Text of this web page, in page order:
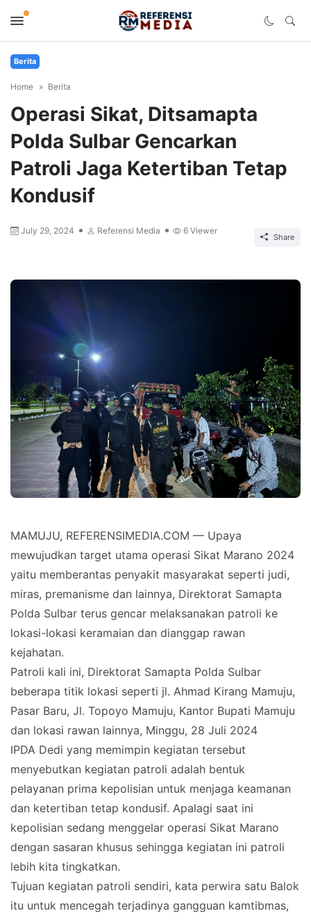
Berita
Home Berita
Operasi Sikat, Ditsamapta
Polda Sulbar Gencarkan
Patroli Jaga Ketertiban Tetap
Kondusif
July 29, 2024 Referensi Media 6 Viewer
Share
MAMUJU, REFERENSIMEDIA.COM — Upaya
mewujudkan target utama operasi Sikat Marano 2024
yaitu memberantas penyakit masyarakat seperti judi,
miras, premanisme dan lainnya, Direktorat Samapta
Polda Sulbar terus gencar melaksanakan patroli ke
lokasi-lokasi keramaian dan dianggap rawan
kejahatan.
Patroli kali ini, Direktorat Samapta Polda Sulbar
beberapa titik lokasi seperti jl. Ahmad Kirang Mamuju,
Pasar Baru, Jl. Topoyo Mamuju, Kantor Bupati Mamuju
dan lokasi rawan lainnya, Minggu, 28 Juli 2024
IPDA Dedi yang memimpin kegiatan tersebut
menyebutkan kegiatan patroli adalah bentuk
pelayanan prima kepolisian untuk menjaga keamanan
dan ketertiban tetap kondusif. Apalagi saat ini
kepolisian sedang menggelar operasi Sikat Marano
dengan sasaran khusus sehingga kegiatan ini patroli
lebih kita tingkatkan.
Tujuan kegiatan patroli sendiri, kata perwira satu Balok
itu untuk mencegah terjadinya gangguan kamtibmas,